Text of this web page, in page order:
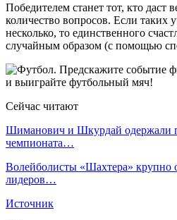
Победителем станет тот, кто даст
количество вопросов. Если таких
несколько, то единственного
случайным образом (с помощью
Сейчас читают
Шиманович и Шкурдай одержали
чемпионата…
Волейболисты «Шахтера» крупно
лидеров…
Источник